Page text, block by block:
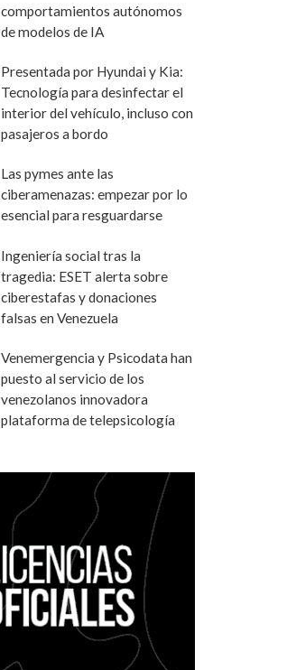
comportamientos autónomos
de modelos de IA
Presentada por Hyundai y Kia:
Tecnología para desinfectar el
interior del vehículo, incluso con
pasajeros a bordo
Las pymes ante las
ciberamenazas: empezar por lo
esencial para resguardarse
Ingeniería social tras la
tragedia: ESET alerta sobre
ciberestafas y donaciones
falsas en Venezuela
Venemergencia y Psicodata han
puesto al servicio de los
venezolanos innovadora
plataforma de telepsicología